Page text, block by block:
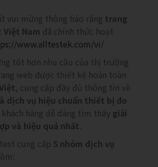
vui mừng thông báo rằng trang
Nam đã chính thức hoạt
www.alltestek.com/vi/
tốt hơn nhu cầu của thị trường
web được thiết kế hoàn toàn
, cung cấp đầy đủ thông tin về
dịch vụ hiệu chuẩn thiết bị đo
hàng dễ dàng tìm thấy giải
và hiệu quả nhất.
cung cấp 5 nhóm dịch vụ